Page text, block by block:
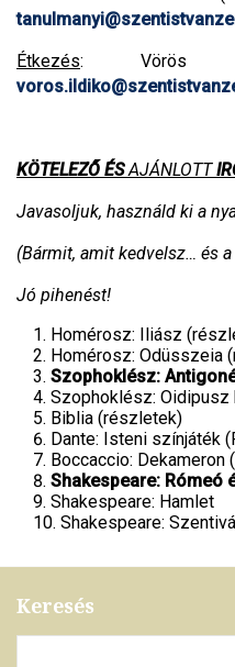
Étkezés: Vörös
KÖTELEZŐ ÉSAJÁNLOTT
Javasoljuk, használd ki a
(Bármit, amit kedvelsz… és
Jó pihenést!
Homérosz: Iliász
Homérosz: Odüsszeia
Szophoklész:
Szophoklész: Oidipusz
Biblia (részletek)
Dante: Isteni színjáték
Boccaccio: Dekameron
Shakespeare: Rómeó
Shakespeare: Hamlet
Shakespeare:
Keresés